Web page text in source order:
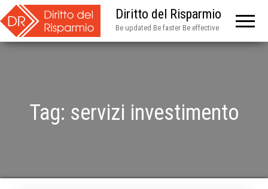
Diritto del Risparmio
Be updated Be faster Be effective
Tag: servizi investimento